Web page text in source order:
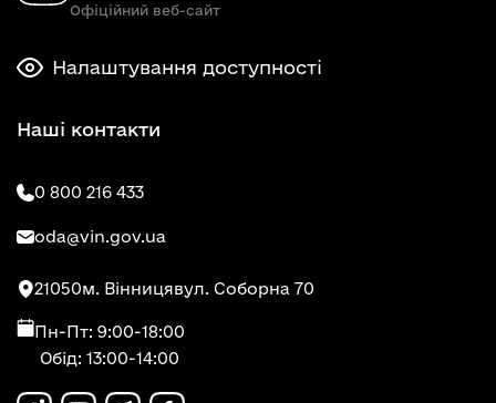
Офіційний веб-сайт
Налаштування доступності
Наші контакти
0 800 216 433
oda@vin.gov.ua
21050м. Вінницявул. Соборна 70
Пн-Пт: 9:00-18:00
Обід: 13:00-14:00